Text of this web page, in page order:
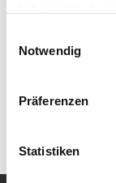
Notwendig
Präferenzen
Statistiken